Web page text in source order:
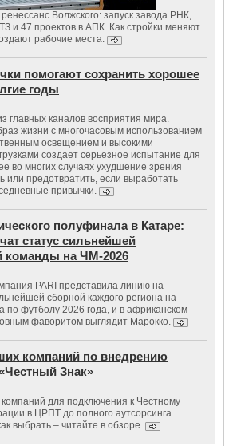
Волжского: запуск завода РНК,
и 47 проектов в АПК. Как стройки меняют
рабочие места.
помогают сохранить хорошее
годы
главных каналов восприятия мира.
жизни с многочасовым использованием
освещением и высокими
создает серьезное испытание для
во многих случаях ухудшение зрения
или предотвратить, если выработать
привычки.
полуфинала в Катаре:
статус сильнейшей
команды на ЧМ-2026
PARI представила линию на
сборной каждого региона на
по футболу 2026 года, и в африканском
фаворитом выглядит Марокко.
компаний по внедрению
Знак»
для подключения к Честному
в ЦРПТ до полного аутсорсинга.
выбрать – читайте в обзоре.